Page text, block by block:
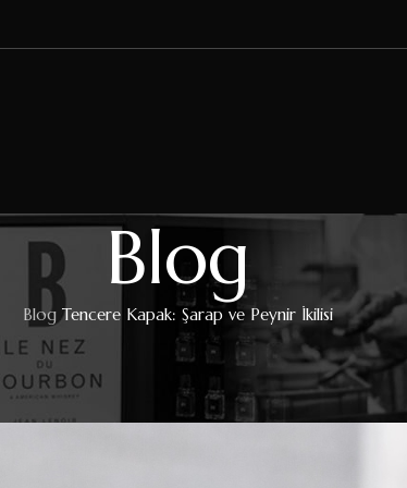
Blog
Blog Tencere Kapak: Şarap ve Peynir İkilisi
EDITIONS JEAN LENOIR
Kapak: Şarap ve Peynir İkilisi
admin Açık 2 Eylül 2023